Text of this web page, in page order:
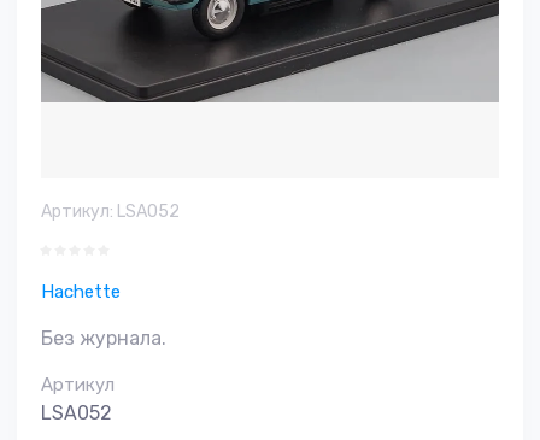
Артикул: LSA052
Hachette
Без журнала.
Артикул
LSA052